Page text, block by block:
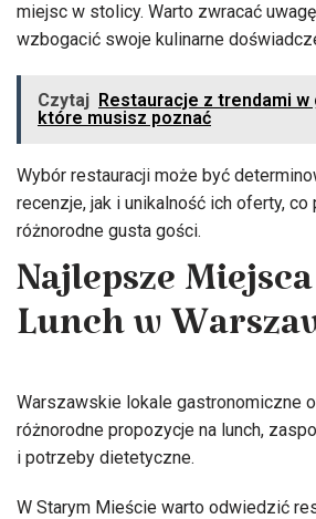
miejsc w stolicy. Warto zwracać
wzbogacić swoje kulinarne
Czytaj Restauracje z trendami
które musisz poznać
Wybór restauracji może być
recenzje, jak i unikalność ich oferty, co
różnorodne gusta gości.
Najlepsze
Lunch w
Warszawskie lokale gastronomiczne
różnorodne propozycje na lunch,
i potrzeby dietetyczne.
W Starym Mieście warto odwiedzić